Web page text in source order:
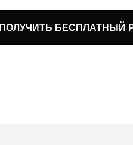
ПОЛУЧИТЬ БЕСПЛАТНЫЙ